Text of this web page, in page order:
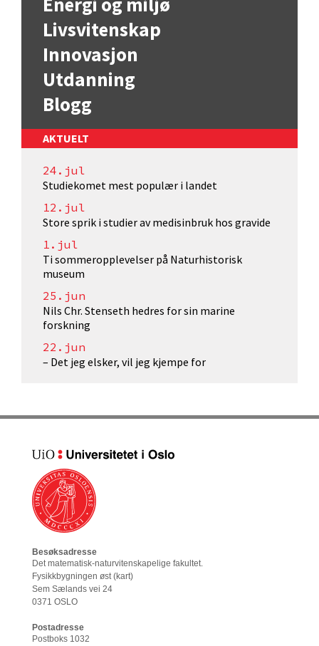
Livsvitenskap
Innovasjon
Utdanning
Blogg
AKTUELT
24.jul
Studiekomet mest populær i landet
12.jul
Store sprik i studier av medisinbruk hos gravide
1.jul
Ti sommeropplevelser på Naturhistorisk
museum
25.jun
Nils Chr. Stenseth hedres for sin marine
forskning
22.jun
– Det jeg elsker, vil jeg kjempe for
Besøksadresse
Det matematisk-naturvitenskapelige fakultet.
Fysikkbygningen øst (kart)
Sem Sælands vei 24
0371 OSLO
Postadresse
Postboks 1032